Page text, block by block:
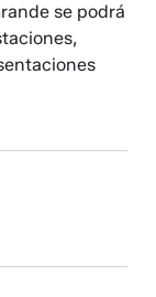
se podrá